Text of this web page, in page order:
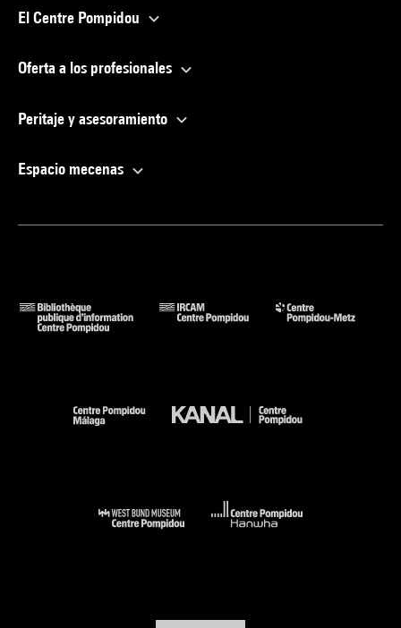
El Centre Pompidou
Oferta a los profesionales
Peritaje y asesoramiento
Espacio mecenas